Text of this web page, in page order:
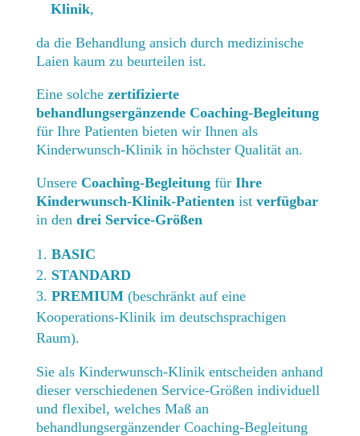
Klinik,
da die Behandlung ansich durch medizinische
Laien kaum zu beurteilen ist.
Eine solche zertifizierte
behandlungsergänzende Coaching-Begleitung
für Ihre Patienten bieten wir Ihnen als
Kinderwunsch-Klinik in höchster Qualität an.
Unsere Coaching-Begleitungfür Ihre
Kinderwunsch-Klinik-Patientenist verfügbar
in den drei Service-Größen
BASIC
STANDARD
PREMIUM(beschränkt auf eine
Kooperations-Klinik im deutschsprachigen
Raum).
Sie als Kinderwunsch-Klinik entscheiden anhand
dieser verschiedenen Service-Größen individuell
und flexibel, welches Maß an
behandlungsergänzender Coaching-Begleitung